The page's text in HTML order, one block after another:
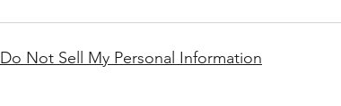
Festival de l'Océan 2023 à La
ses merveilles !
Au
Do Not Sell My Personal Information